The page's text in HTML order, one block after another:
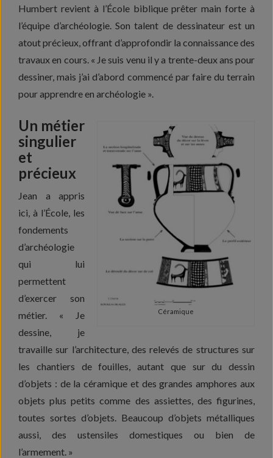
Humbert revient à l’École biblique prêter main forte à
l’équipe d’archéologie. Son talent de dessinateur est un
atout précieux, offrant d’approfondir la connaissance des
travaux en cours. « Je suis venu il y a trente-deux ans pour
dessiner, mais j’ai d’abord commencé par faire du terrain
pour apprendre en archéologie ».
Céramique
Un métier
singulier
et
précieux
Jean a appris
ici, à l’École, les
fondements
d’archéologie
qui lui
permettent
d’exercer son
métier. « Je
dessine, je
travaille sur l’architecture, des relevés de structures sur
les chantiers de fouilles, autant que sur du dessin
d’objets : de la céramique et des grandes amphores aux
objets plus petits comme des assiettes, des figurines,
toutes sortes d’objets. Beaucoup d’objets métalliques
aussi, des ustensiles domestiques ou bien de
l’armement. »